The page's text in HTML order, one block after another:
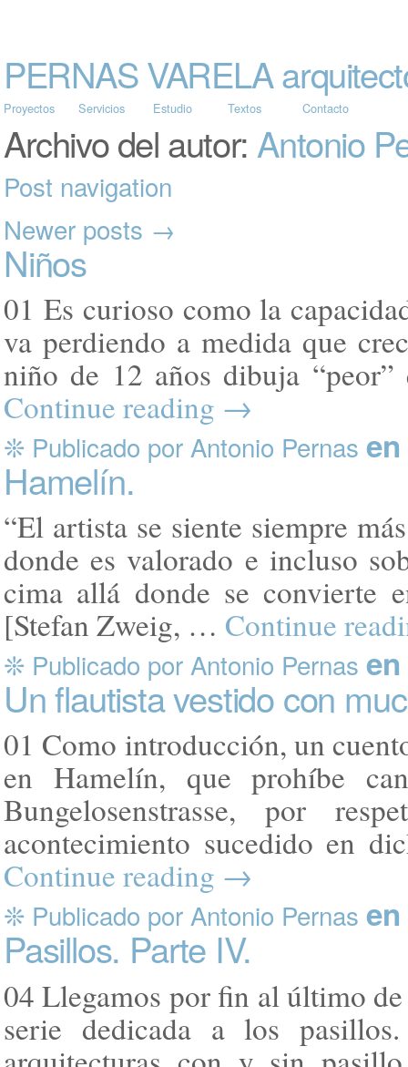
PERNAS VARELA
Proyectos Servicios Estudio Textos Contacto
Archivo del autor: Antonio
Post navigation
Newer posts →
Niños
01 Es curioso como la
va perdiendo a medida que
niño de 12 años dibuja
Continue reading →
❊ Publicado por Antonio Pernas
Hamelín.
“El artista se siente siempre
donde es valorado e incluso
cima allá donde se convierte
[Stefan Zweig, … Continue
❊ Publicado por Antonio Pernas
Un flautista vestido con
01 Como introducción, un
en Hamelín, que prohíbe
Bungelosenstrasse, por
acontecimiento sucedido en
Continue reading →
❊ Publicado por Antonio Pernas
Pasillos. Parte IV.
04 Llegamos por fin al último
serie dedicada a los